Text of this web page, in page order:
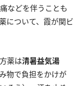
などを伴うことも
について、霞が関ビ
薬は清暑益気湯
物で負担をかけが